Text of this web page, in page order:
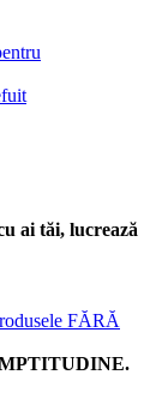
ai tăi, lucrează
FĂRĂ